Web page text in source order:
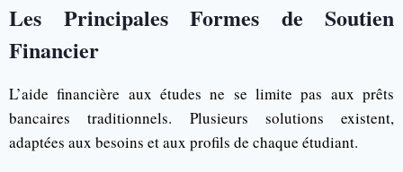
Les Principales Formes de Soutien
Financier
L’aide financière aux études ne se limite pas aux prêts
bancaires traditionnels. Plusieurs solutions existent,
adaptées aux besoins et aux profils de chaque étudiant.